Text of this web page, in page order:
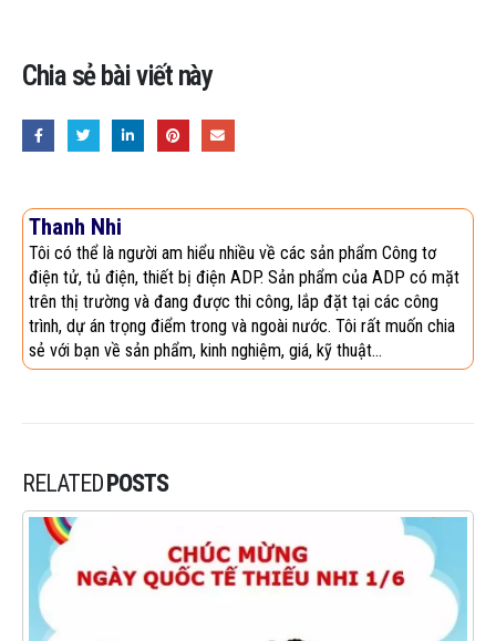
Chia sẻ bài viết này
Thanh Nhi
Tôi có thể là người am hiểu nhiều về các sản phẩm Công tơ
điện tử, tủ điện, thiết bị điện ADP. Sản phẩm của ADP có mặt
trên thị trường và đang được thi công, lắp đặt tại các công
trình, dự án trọng điểm trong và ngoài nước. Tôi rất muốn chia
sẻ với bạn về sản phẩm, kinh nghiệm, giá, kỹ thuật...
RELATED POSTS